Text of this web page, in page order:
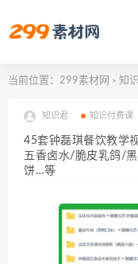
当前位置： 299素材网 > 知
知识君 知识付费课
45套钟磊琪餐饮教学
五香卤水/脆皮乳鸽/
饼…等